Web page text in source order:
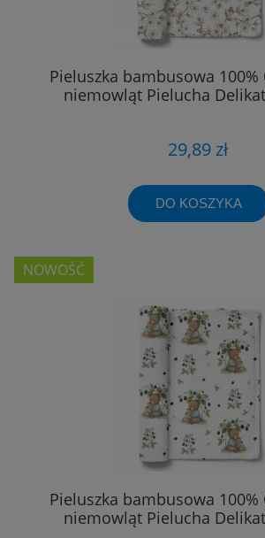
Pieluszka bambusowa 100%
niemowląt Pielucha
29,89 zł
DO KOSZYKA
Pieluszka bambusowa 100%
niemowląt Pielucha
NOWOŚĆ